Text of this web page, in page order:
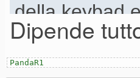
della keybad
Dipende
PandaR1